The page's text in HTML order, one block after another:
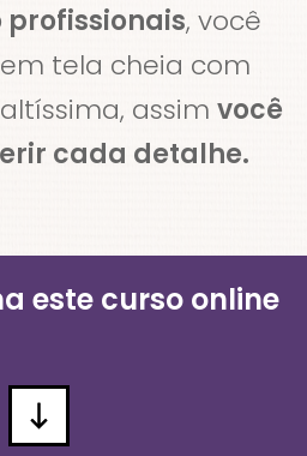
profissionais, você
tela cheia com
assim você
cada detalhe.
este curso online